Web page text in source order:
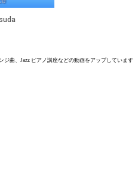
曲、Jazz ピアノ講座などの動画をアップしています